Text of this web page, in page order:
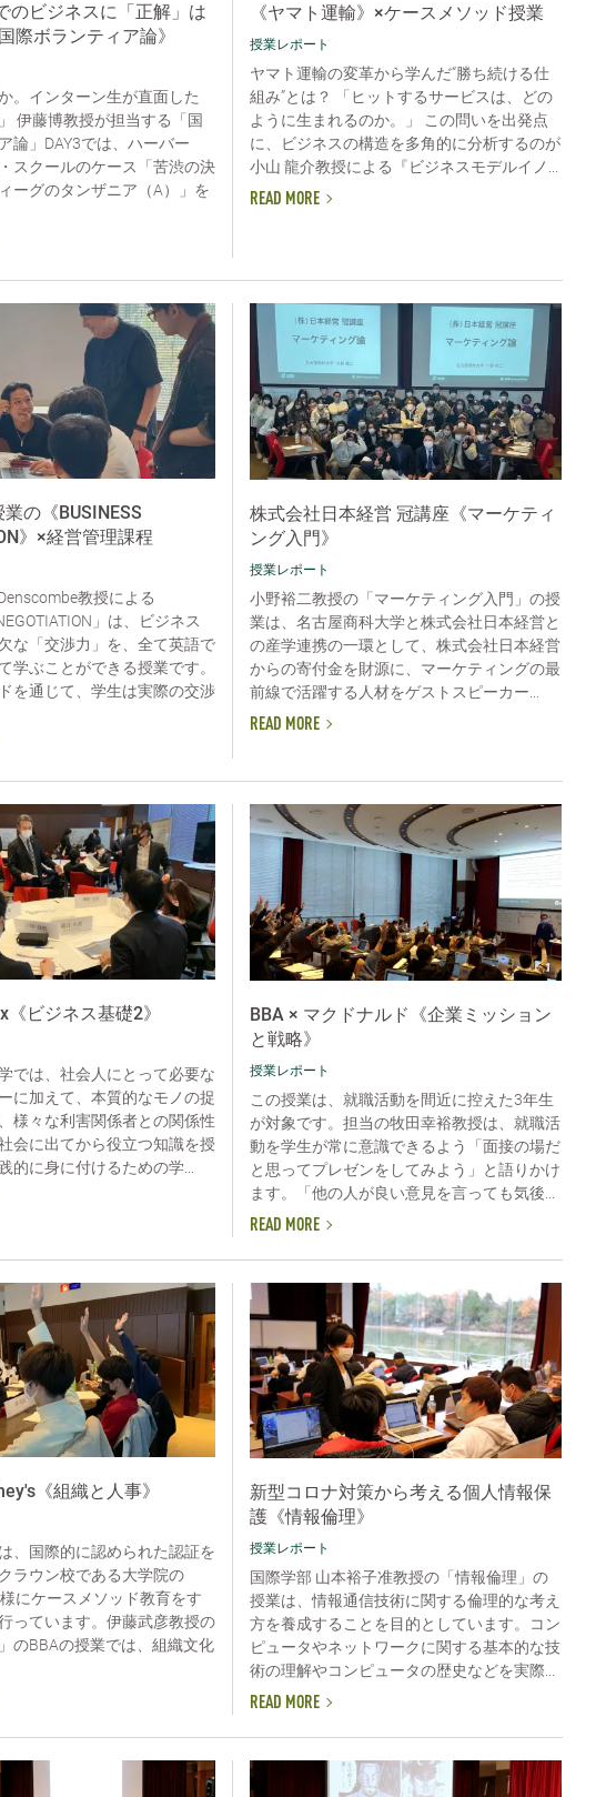
のビジネスに「正解」は
際ボランティア論》
。インターン生が直面した
伊藤博教授が担当する「国
論」DAY3では、ハーバー
スクールのケース「苦渋の決
ーグのタンザニア（A）」を
《ヤマト運輸》×ケースメソッド授業
授業レポート
ヤマト運輸の変革から学んだ“勝ち続ける仕
組み”とは？ 「ヒットするサービスは、どの
ように生まれるのか。」 この問いを出発点
に、ビジネスの構造を多角的に分析するのが
小山 龍介教授による『ビジネスモデルイノ...
READ MORE
の《BUSINESS
》×経営管理課程
教授による
」は、ビジネス
な「交渉力」を、全て英語で
学ぶことができる授業です。
を通じて、学生は実際の交渉
株式会社日本経営 冠講座《マーケティ
ング入門》
授業レポート
小野裕二教授の「マーケティング入門」の授
業は、名古屋商科大学と株式会社日本経営と
の産学連携の一環として、株式会社日本経営
からの寄付金を財源に、マーケティングの最
前線で活躍する人材をゲストスピーカー...
READ MORE
《ビジネス基礎2》
では、社会人にとって必要な
に加えて、本質的なモノの捉
様々な利害関係者との関係性
会に出てから役立つ知識を授
的に身に付けるための学...
BBA × マクドナルド《企業ミッション
と戦略》
授業レポート
この授業は、就職活動を間近に控えた3年生
が対象です。担当の牧田幸裕教授は、就職活
動を学生が常に意識できるよう「面接の場だ
と思ってプレゼンをしてみよう」と語りかけ
ます。「他の人が良い意見を言っても気後...
READ MORE
《組織と人事》
、国際的に認められた認証を
ラウン校である大学院の
にケースメソッド教育をす
っています。伊藤武彦教授の
のBBAの授業では、組織文化
新型コロナ対策から考える個人情報保
護《情報倫理》
授業レポート
国際学部 山本裕子准教授の「情報倫理」の
授業は、情報通信技術に関する倫理的な考え
方を養成することを目的としています。コン
ピュータやネットワークに関する基本的な技
術の理解やコンピュータの歴史などを実際...
READ MORE